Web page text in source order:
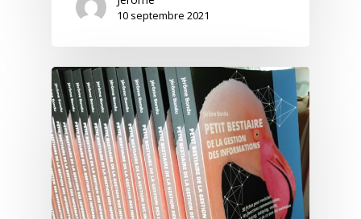
10 septembre 2021